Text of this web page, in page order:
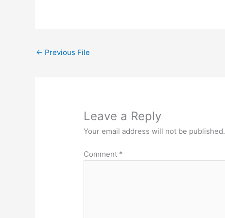
← Previous File
Leave a Reply
Your email address will not be published.
Comment *